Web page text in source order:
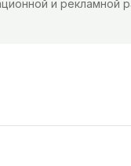
и рекламной